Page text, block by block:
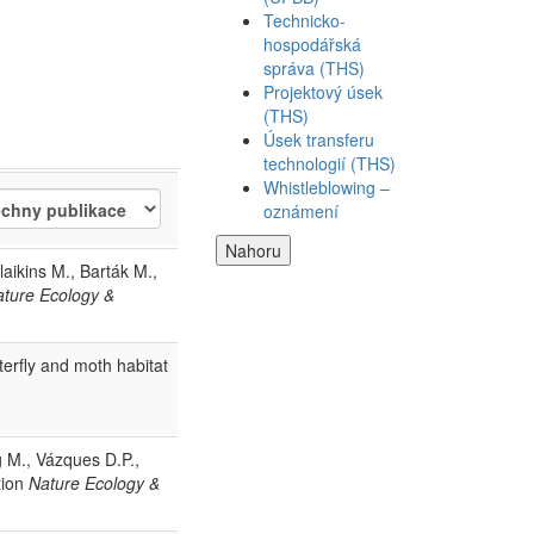
M., Barták M.,
Ecology &
and moth habitat
Vázques D.P.,
Nature Ecology &
Technicko-
hospodářská
správa (THS)
Projektový úsek
(THS)
Úsek transferu
technologií (THS)
Whistleblowing –
oznámení
Nahoru